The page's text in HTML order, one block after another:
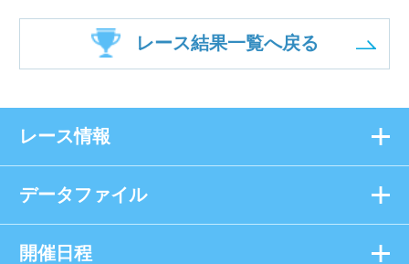
レース結果一覧へ戻る
レース情報
データファイル
開催日程